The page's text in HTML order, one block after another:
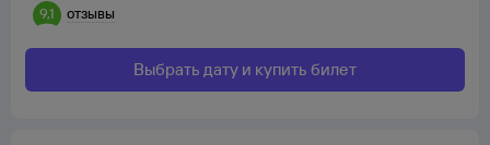
9,1
отзывы
Выбрать дату и купить билет